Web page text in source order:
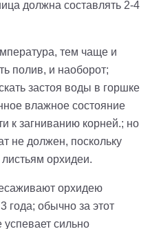
должна составлять 2-4
тем чаще и
полив, и наоборот;
застоя воды в горшке
влажное состояние
к загниванию корней.; но
не должен, поскольку
орхидеи.
орхидею
года; обычно за этот
успевает сильно